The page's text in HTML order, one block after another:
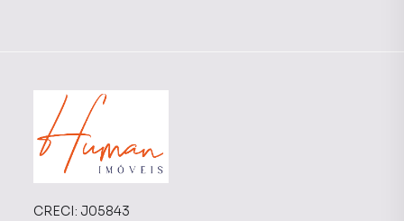
CRECI: J05843